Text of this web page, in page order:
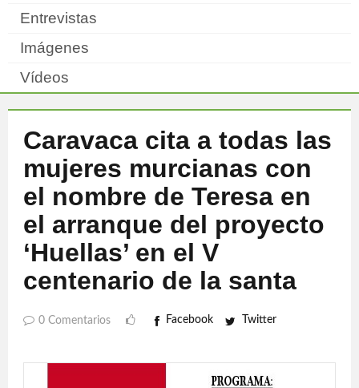
Entrevistas
Imágenes
Vídeos
Caravaca cita a todas las
mujeres murcianas con
el nombre de Teresa en
el arranque del proyecto
‘Huellas’ en el V
centenario de la santa
0 Comentarios Facebook Twitter